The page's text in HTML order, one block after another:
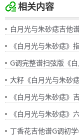
相关内容
白月光与朱砂痣吉他谱男生版
《白月光与朱砂痣》指弹谱子
G调完整谱扫弦版《白月光
大籽《白月光与朱砂痣》木吉他
《白月光与朱砂痣》吉他谱指
《白月光与朱砂痣》六线谱 - 弹
丁香花吉他谱G调初学